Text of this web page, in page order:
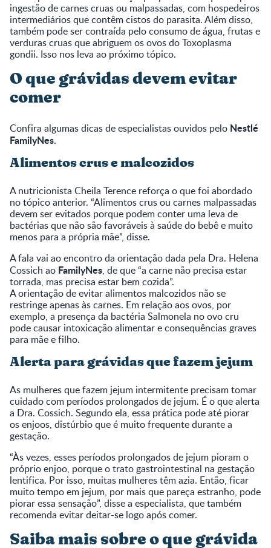
ingestão de carnes cruas ou malpassadas, com hospedeiros
intermediários que contêm cistos do parasita. Além disso,
também pode ser contraída pelo consumo de água, frutas e
verduras cruas que abriguem os ovos do Toxoplasma
gondii. Isso nos leva ao próximo tópico.
O que grávidas devem evitar
comer
Confira algumas dicas de especialistas ouvidos pelo Nestlé
FamilyNes.
Alimentos crus e malcozidos
A nutricionista Cheila Terence reforça o que foi abordado
no tópico anterior. “Alimentos crus ou carnes malpassadas
devem ser evitados porque podem conter uma leva de
bactérias que não são favoráveis à saúde do bebê e muito
menos para a própria mãe”, disse.
A fala vai ao encontro da orientação dada pela Dra. Helena
Cossich ao FamilyNes, de que “a carne não precisa estar
torrada, mas precisa estar bem cozida”.
A orientação de evitar alimentos malcozidos não se
restringe apenas às carnes. Em relação aos ovos, por
exemplo, a presença da bactéria Salmonela no ovo cru
pode causar intoxicação alimentar e consequências graves
para mãe e filho.
Alerta para grávidas que fazem jejum
As mulheres que fazem jejum intermitente precisam tomar
cuidado com períodos prolongados de jejum. É o que alerta
a Dra. Cossich. Segundo ela, essa prática pode até piorar
os enjoos, distúrbio que é muito frequente durante a
gestação.
“Às vezes, esses períodos prolongados de jejum pioram o
próprio enjoo, porque o trato gastrointestinal na gestação
lentifica. Por isso, muitas mulheres têm azia. Então, ficar
muito tempo em jejum, por mais que pareça estranho, pode
piorar essa sensação”, disse a especialista, que também
recomenda evitar deitar-se logo após comer.
Saiba mais sobre o que grávida